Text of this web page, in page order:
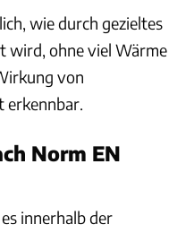
wie durch gezieltes
wird, ohne viel Wärme
von
erkennbar.
Norm EN
innerhalb der